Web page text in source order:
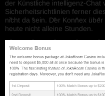
der Künstliche intelligenz-Chat
Sicherheitsrichtlinien ferner
nicht da sein. Der Konnex
heute nicht alleine Stunden.